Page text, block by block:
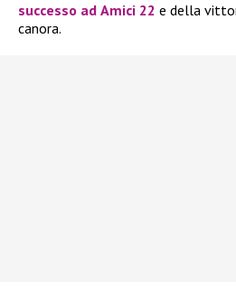
successo ad Amici 22 e della
canora.